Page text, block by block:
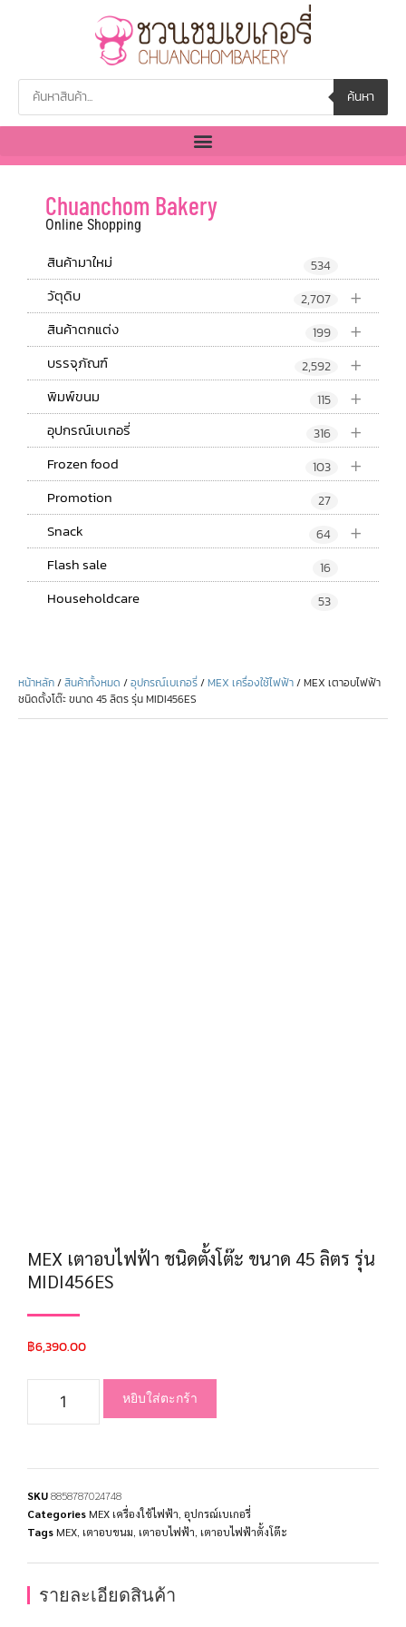
ค้นหา
Chuanchom Bakery
Online Shopping
สินค้ามาใหม่ 534
+
วัตุดิบ 2,707
+
สินค้าตกแต่ง 199
+
บรรจุภัณฑ์ 2,592
+
พิมพ์ขนม 115
+
อุปกรณ์เบเกอรี่ 316
+
Frozen food 103
Promotion 27
+
Snack 64
Flash sale 16
Householdcare 53
หน้าหลัก/สินค้าทั้งหมด /อุปกรณ์เบเกอรี่/MEX เครื่องใช้ไฟฟ้า/ MEX เตาอบไฟฟ้า
ชนิดตั้งโต๊ะ ขนาด 45 ลิตร รุ่น MIDI456ES
MEX เตาอบไฟฟ้า ชนิดตั้งโต๊ะ ขนาด 45 ลิตร รุ่น
MIDI456ES
฿6,390.00
หยิบใส่ตะกร้า
SKU8858787024748
Categories MEX เครื่องใช้ไฟฟ้า อุปกรณ์เบเกอรี่
Tags MEX เตาอบขนม เตาอบไฟฟ้า เตาอบไฟฟ้าตั้งโต๊ะ
รายละเอียดสินค้า